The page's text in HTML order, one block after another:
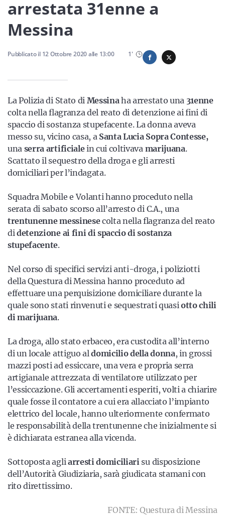
Servizi
Resta sempre aggiornato con le ultime news, iscriviti alla
nostra newsletter
Iscriviti
arrestata 31enne a
Messina
Pubblicato il 12 Ottobre 2020alle 13:00 1'
La Polizia di Stato di Messinaha arrestato una 31enne
colta nella flagranza del reato di detenzione ai fini di
spaccio di sostanza stupefacente. La donna aveva
messo su, vicino casa, a Santa Lucia Sopra Contesse,
una serra artificialein cui coltivava marijuana.
Scattato il sequestro della droga e gli arresti
domiciliari per l’indagata.
Squadra Mobile e Volanti hanno proceduto nella
serata di sabato scorso all’arresto di C.A., una
trentunenne messinesecolta nella flagranza del reato
didetenzione ai fini di spaccio di sostanza
stupefacente.
Nel corso di specifici servizi anti-droga, i poliziotti
della Questura di Messina hanno proceduto ad
effettuare una perquisizione domiciliare durante la
quale sono stati rinvenuti e sequestrati quasiotto chili
di marijuana.
La droga, allo stato erbaceo, era custodita all’interno
di un locale attiguo aldomicilio della donna, in grossi
mazzi posti ad essiccare, una vera e propria serra
artigianale attrezzata di ventilatore utilizzato per
l’essiccazione. Gli accertamenti esperiti, volti a chiarire
quale fosse il contatore a cui era allacciato l’impianto
elettrico del locale, hanno ulteriormente confermato
le responsabilità della trentunenne che inizialmente si
è dichiarata estranea alla vicenda.
Sottoposta agliarresti domiciliarisu disposizione
dell’Autorità Giudiziaria, sarà giudicata stamani con
rito direttissimo.
FONTE: Questura di Messina